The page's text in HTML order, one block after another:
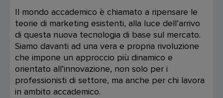
Il mondo accademico è chiamato a ripensare le
teorie di marketing esistenti, alla luce dell’arrivo
di questa nuova tecnologia di base sul mercato.
Siamo davanti ad una vera e propria rivoluzione
che impone un approccio più dinamico e
orientato all’innovazione, non solo per i
professionisti di settore, ma anche per chi lavora
in ambito accademico.